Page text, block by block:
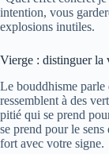
intention, vous
explosions inutiles.
Vierge : distinguer la
Le bouddhisme parle
ressemblent à des
pitié qui se prend
se prend pour le
fort avec votre signe.